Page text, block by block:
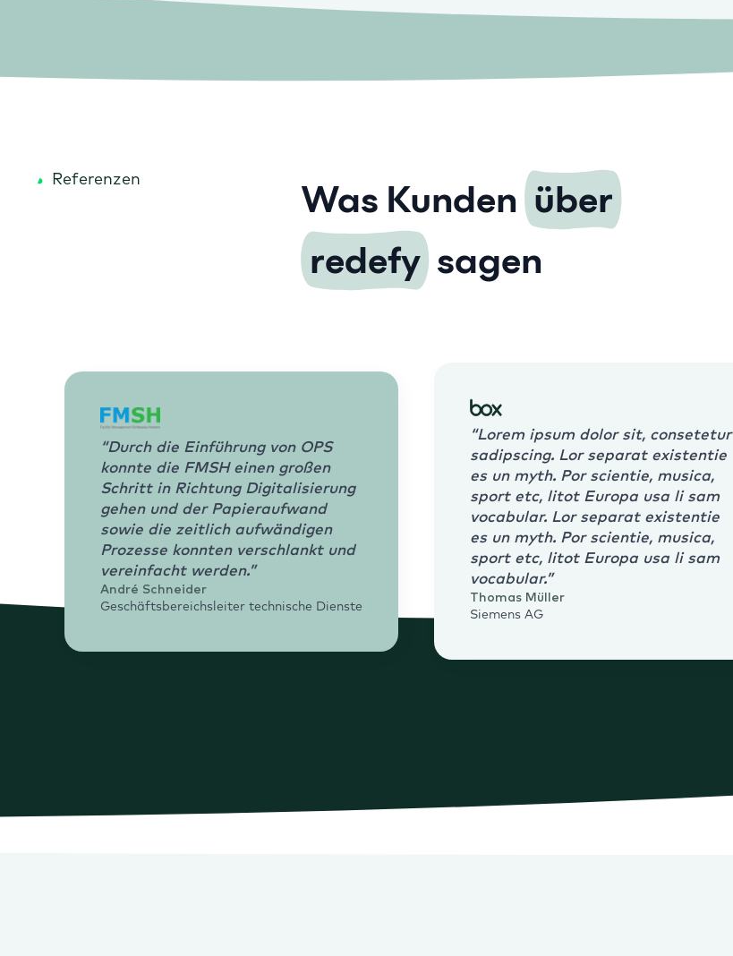
Referenzen Was Kunden über
redefy sagen
“Durch die Einführung von OPS
konnte die FMSH einen großen
Schritt in Richtung Digitalisierung
gehen und der Papieraufwand
sowie die zeitlich aufwändigen
Prozesse konnten verschlankt und
vereinfacht werden.”
André Schneider
Geschäftsbereichsleiter technische Dienste
“Lorem ipsum dolor sit, consetetur
sadipscing. Lor separat existentie
es un myth. Por scientie, musica,
sport etc, litot Europa usa li sam
vocabular. Lor separat existentie
es un myth. Por scientie, musica,
sport etc, litot Europa usa li sam
vocabular.”
Thomas Müller
Siemens AG